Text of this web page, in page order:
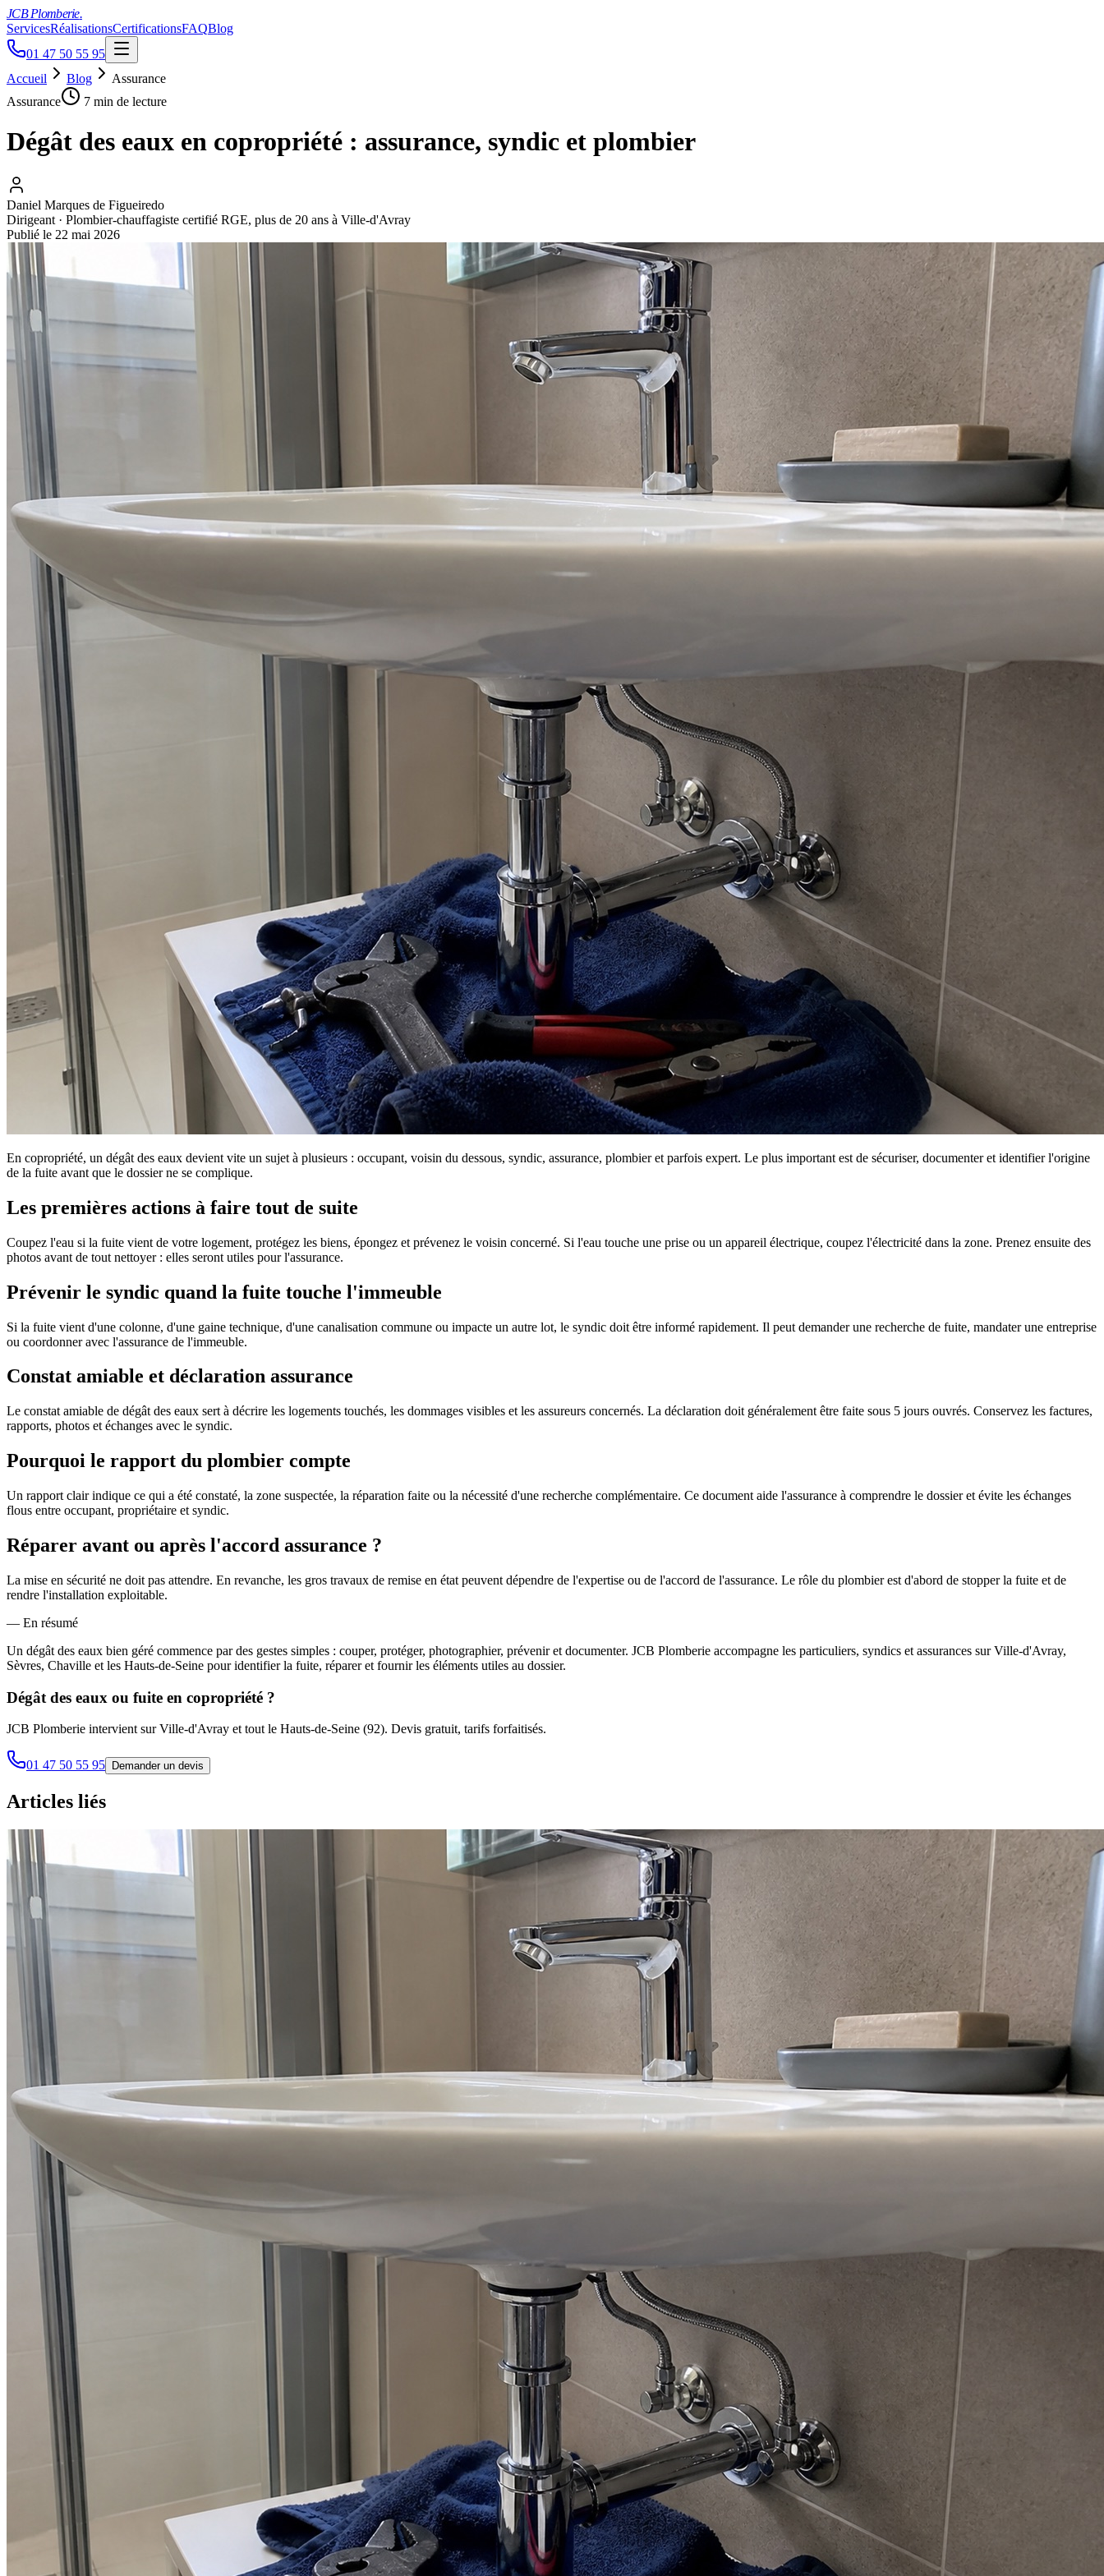
JCB Plomberie.
ServicesRéalisationsCertificationsFAQBlog
01 47 50 55 95
Accueil
Blog
Assurance
Assurance
7 min de lecture
Dégât des eaux en copropriété : assurance, syndic et plombier
Daniel Marques de Figueiredo
Dirigeant · Plombier-chauffagiste certifié RGE, plus de 20 ans à Ville-d'Avray
Publié le 22 mai 2026
En copropriété, un dégât des eaux devient vite un sujet à plusieurs : occupant, voisin du dessous, syndic, assurance, plombier et parfois expert. Le plus important est de sécuriser, documenter et identifier l'origine
de la fuite avant que le dossier ne se complique.
Les premières actions à faire tout de suite
Coupez l'eau si la fuite vient de votre logement, protégez les biens, épongez et prévenez le voisin concerné. Si l'eau touche une prise ou un appareil électrique, coupez l'électricité dans la zone. Prenez ensuite des
photos avant de tout nettoyer : elles seront utiles pour l'assurance.
Prévenir le syndic quand la fuite touche l'immeuble
Si la fuite vient d'une colonne, d'une gaine technique, d'une canalisation commune ou impacte un autre lot, le syndic doit être informé rapidement. Il peut demander une recherche de fuite, mandater une entreprise
ou coordonner avec l'assurance de l'immeuble.
Constat amiable et déclaration assurance
Le constat amiable de dégât des eaux sert à décrire les logements touchés, les dommages visibles et les assureurs concernés. La déclaration doit généralement être faite sous 5 jours ouvrés. Conservez les factures,
rapports, photos et échanges avec le syndic.
Pourquoi le rapport du plombier compte
Un rapport clair indique ce qui a été constaté, la zone suspectée, la réparation faite ou la nécessité d'une recherche complémentaire. Ce document aide l'assurance à comprendre le dossier et évite les échanges
flous entre occupant, propriétaire et syndic.
Réparer avant ou après l'accord assurance ?
La mise en sécurité ne doit pas attendre. En revanche, les gros travaux de remise en état peuvent dépendre de l'expertise ou de l'accord de l'assurance. Le rôle du plombier est d'abord de stopper la fuite et de
rendre l'installation exploitable.
— En résumé
Un dégât des eaux bien géré commence par des gestes simples : couper, protéger, photographier, prévenir et documenter. JCB Plomberie accompagne les particuliers, syndics et assurances sur Ville-d'Avray,
Sèvres, Chaville et les Hauts-de-Seine pour identifier la fuite, réparer et fournir les éléments utiles au dossier.
Dégât des eaux ou fuite en copropriété ?
JCB Plomberie intervient sur Ville-d'Avray et tout le Hauts-de-Seine (92). Devis gratuit, tarifs forfaitisés.
01 47 50 55 95 Demander un devis
Articles liés